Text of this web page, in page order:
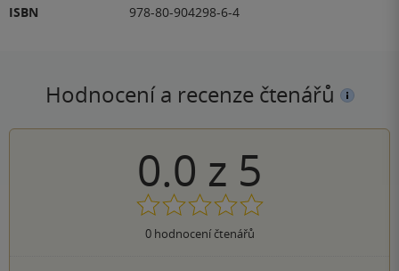
ISBN
978-80-904298-6-4
Hodnocení a recenze čtenářů
0.0 z 5
0hodnocení čtenářů